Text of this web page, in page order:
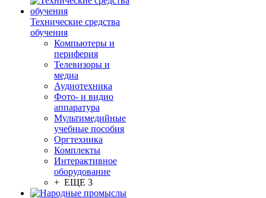
Технические средства
обучения
Компьютеры и
периферия
Телевизоры и
медиа
Аудиотехника
Фото- и видио
аппаратура
Мультимедийные
учебные пособия
Оргтехника
Комплекты
Интерактивное
оборудование
+ ЕЩЕ 3